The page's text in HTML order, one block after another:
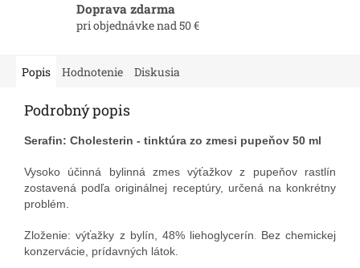
Doprava zdarma
pri objednávke nad 50 €
Popis Hodnotenie Diskusia
Podrobný popis
Serafin: Cholesterin - tinktúra zo zmesi pupeňov 50 ml
Vysoko účinná bylinná zmes výťažkov z pupeňov rastlín
zostavená podľa originálnej receptúry, určená na konkrétny
problém.
Zloženie: výťažky z bylín, 48% liehoglycerín
Bez chemickej
konzervácie, prídavných látok.